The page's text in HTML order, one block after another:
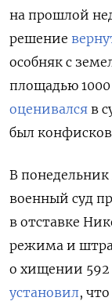
на прошлой
решение
особняк с
площадью
оценивался в
был
В
военный суд
в отставке
режима и
о хищении 592
установил,